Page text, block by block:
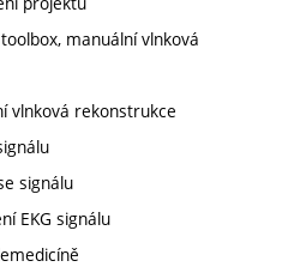
manuální vlnková
vlnková rekonstrukce
signálu
EKG signálu